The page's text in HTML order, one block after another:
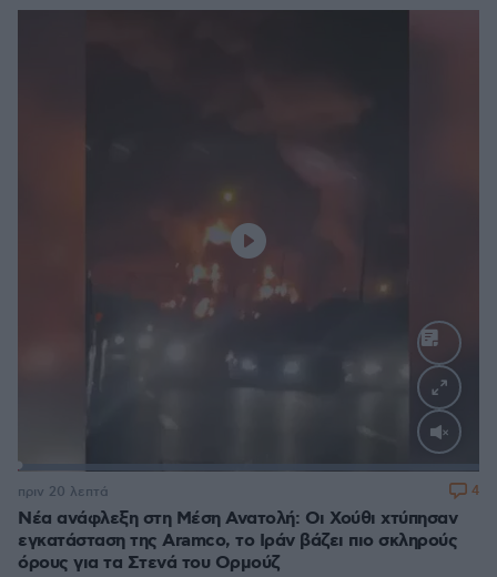
Νέα ανάφλεξη στη Μέση Ανατολή: Οι Χούθι χτύπησαν
εγκατάσταση της Aramco, το Ιράν βάζει πιο σκληρούς
όρους για τα Στενά του Ορμούζ
πριν 20 λεπτά 4